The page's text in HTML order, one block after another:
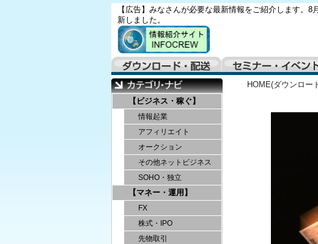
【広告】みなさんが必要な最新情報をご紹介します。8
新しました。
【ビジネス・稼ぐ】
情報起業
アフィリエイト
オークション
その他ネットビジネス
SOHO・独立
【マネー・運用】
FX
株式・IPO
先物取引
HOME(ダウンロー